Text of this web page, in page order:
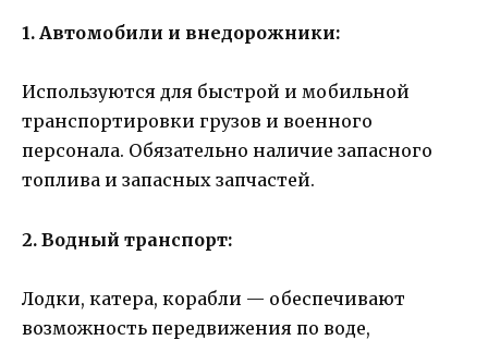
1. Автомобили и внедорожники:
Используются для быстрой и мобильной
транспортировки грузов и военного
персонала. Обязательно наличие запасного
топлива и запасных запчастей.
2. Водный транспорт:
Лодки, катера, корабли — обеспечивают
возможность передвижения по воде,